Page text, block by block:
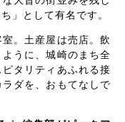
」として有名です。
。土産屋は売店。飲
うに、城崎のまち全
タリティあふれる接
ダを、おもてなしで